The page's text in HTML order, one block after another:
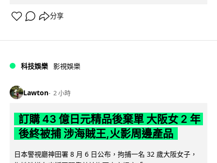
分享
科技娛樂 影視娛樂
Lawton 2 小時
訂購 43 億日元精品後棄單 大阪女 2 年
後終被捕 涉海賊王,火影周邊產品
日本警視廳神田署 8 月 6 日公布，拘捕一名 32 歲大阪女子，